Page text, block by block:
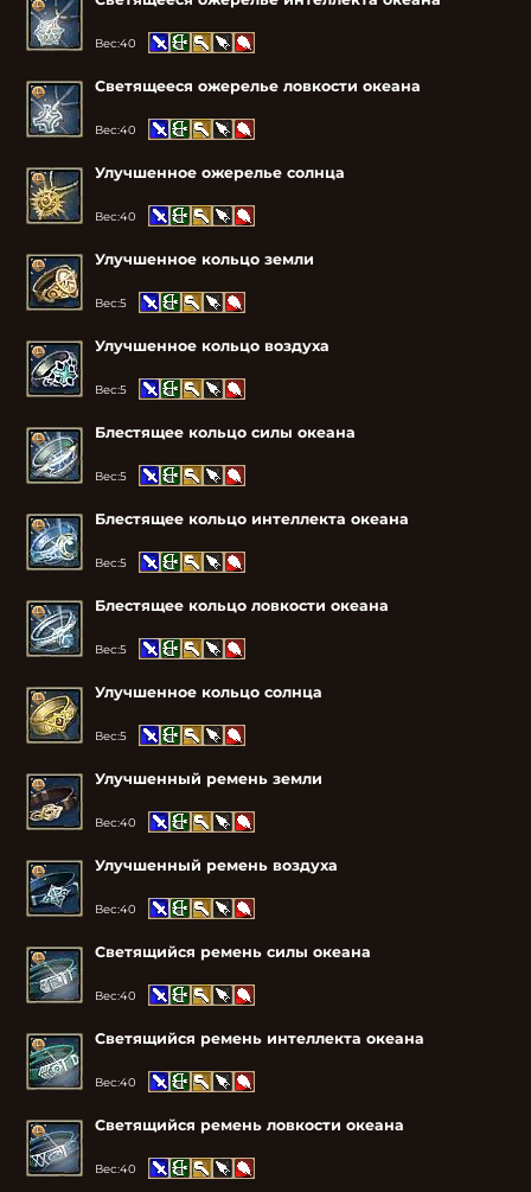
Вес:40
Светящееся ожерелье ловкости океана
Вес:40
Улучшенное ожерелье солнца
Вес:40
Улучшенное кольцо земли
Вес:5
Улучшенное кольцо воздуха
Вес:5
Блестящее кольцо силы океана
Вес:5
Блестящее кольцо интеллекта океана
Вес:5
Блестящее кольцо ловкости океана
Вес:5
Улучшенное кольцо солнца
Вес:5
Улучшенный ремень земли
Вес:40
Улучшенный ремень воздуха
Вес:40
Светящийся ремень силы океана
Вес:40
Светящийся ремень интеллекта океана
Вес:40
Светящийся ремень ловкости океана
Вес:40